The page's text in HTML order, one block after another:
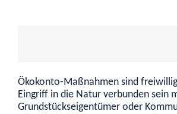
Ökokonto-Maßnahmen sind
Eingriff in die Natur verbunden sein
Grundstückseigentümer oder